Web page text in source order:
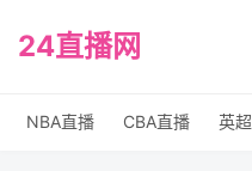
24直播网
NBA直播 CBA直播 英